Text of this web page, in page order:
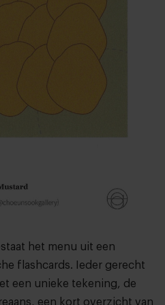
het menu uit een
flashcards. Ieder gerecht
een unieke tekening, de
een kort overzicht van